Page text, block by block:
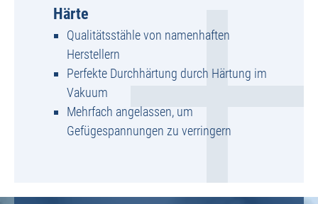
Härte
Qualitätsstähle von namenhaften
Herstellern
Perfekte Durchhärtung durch Härtung im
Vakuum
Mehrfach angelassen, um
Gefügespannungen zu verringern